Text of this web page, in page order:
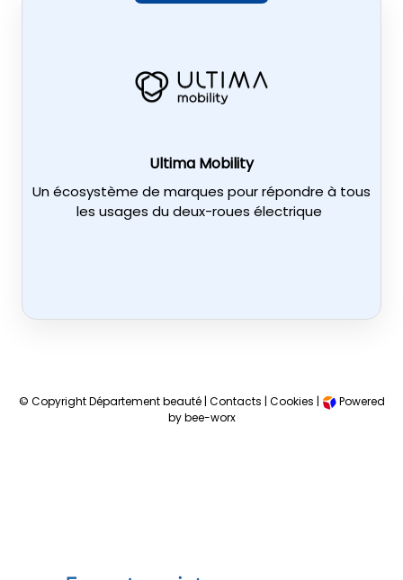
Ultima Mobility
Un écosystème de marques pour répondre à tous
les usages du deux-roues électrique
© Copyright Département beauté | Contacts | Cookies |
Powered
by bee-worx